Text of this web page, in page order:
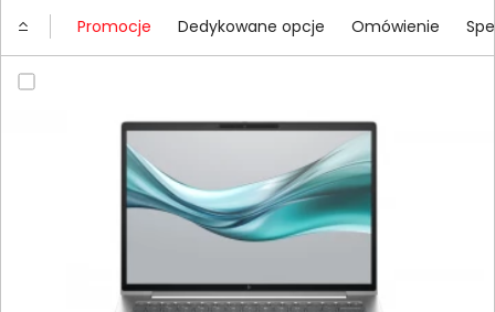
Promocje Dedykowane opcje Omówienie